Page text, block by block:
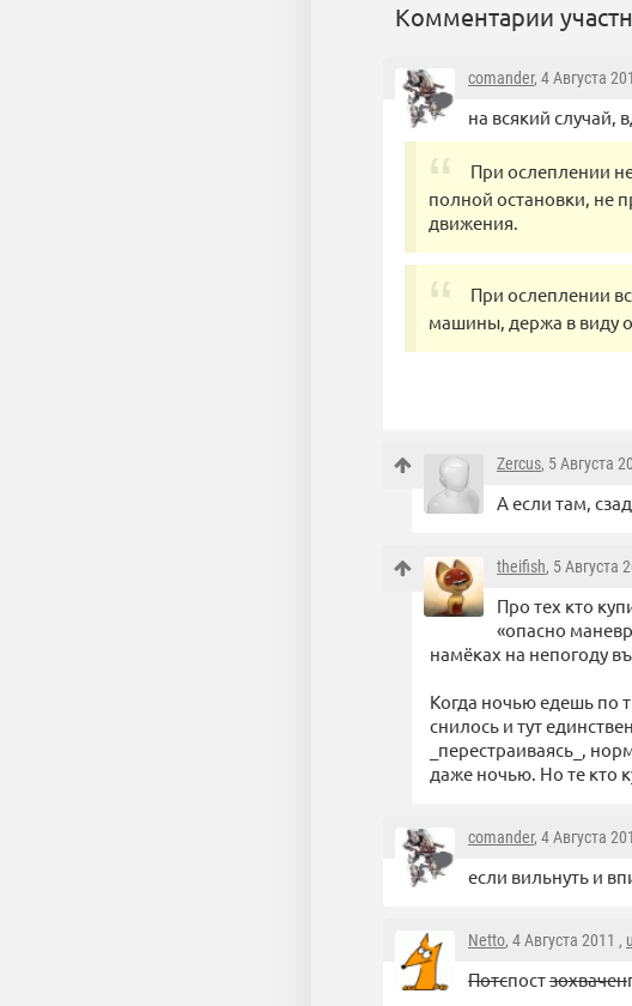
Комментарии
comander, 4 Августа
на всякий случай,
При ослеплении
полной остановки, не
движения.
При ослеплении
машины, держа в виду
Zercus, 5 Августа
А если там,
theifish, 5 Августа
Про тех кто
«опасно
намёках на непогоду
Когда ночью едешь по
снилось и тут
_перестраиваясь_,
даже ночью. Но те кто
comander, 4 Августа
если вильнуть и
Netto, 4 Августа 2011 ,
Потспостзохвачен